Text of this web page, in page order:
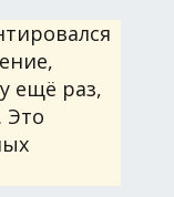
ещё раз,
Это